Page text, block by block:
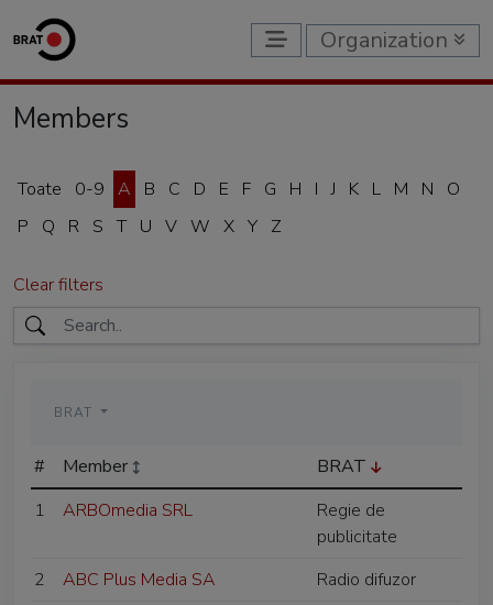
Organization
Members
Toate 0-9 A B C D E F G H I J K L M N
O
P
Q R S T U V W X Y Z
Clear filters
BRAT
# Member
BRAT
1
ARBOmedia SRL
Regie de
publicitate
2
ABC Plus Media SA
Radio difuzor